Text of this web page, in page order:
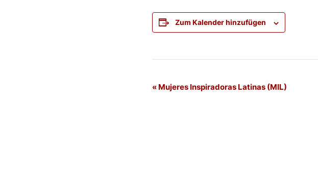
Zum Kalender hinzufügen
Veranstaltung-
«Mujeres Inspiradoras Latinas (MIL)